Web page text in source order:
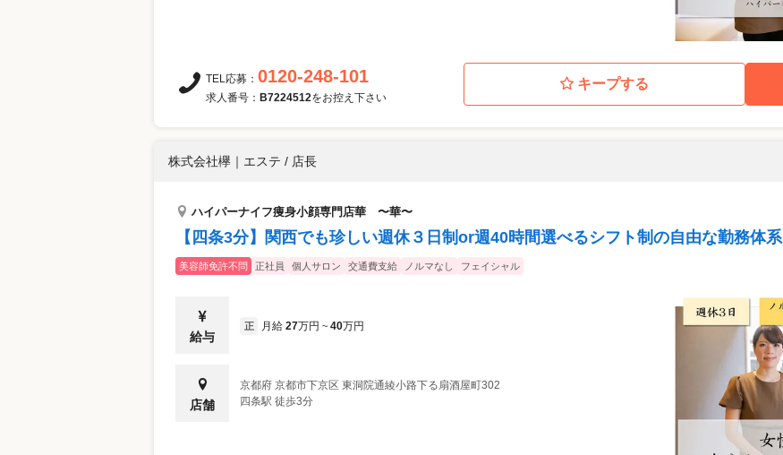
キープする
TEL応募： 0120-248-101
求人番号： B7224512をお控え下さい
株式会社欅 ｜ エステ / 店長
ハイパーナイフ痩身小顔専門店華 〜華〜
【四条3分】関西でも珍しい週休３日制or週40時間選べるシフト制の自由な勤務体系
美容師免許不問 正社員 個人サロン 交通費支給 ノルマなし フェイシャル
給与
正 月給 27万円 ~ 40万円
店舗
京都府 京都市下京区 東洞院通綾小路下る扇酒屋町302
四条駅 徒歩3分